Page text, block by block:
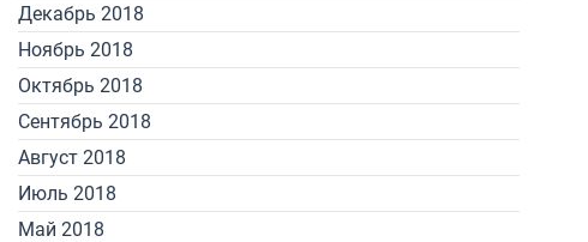
Декабрь 2018
Ноябрь 2018
Октябрь 2018
Сентябрь 2018
Август 2018
Июль 2018
Май 2018